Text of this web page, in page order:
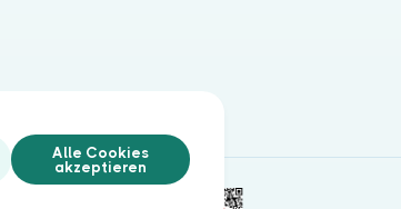
Alle Cookies
akzeptieren